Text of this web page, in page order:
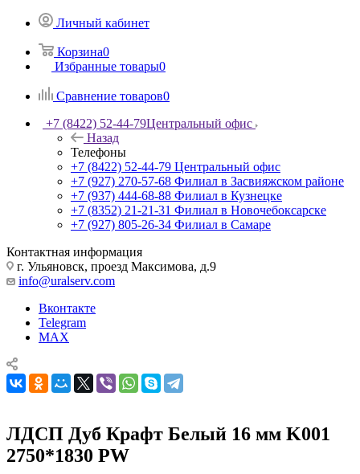
Личный кабинет
Корзина0
Избранные товары0
Сравнение товаров0
+7 (8422) 52-44-79Центральный офис
Назад
Телефоны
+7 (8422) 52-44-79 Центральный офис
+7 (927) 270-57-68 Филиал в Засвияжском районе
+7 (937) 444-68-88 Филиал в Кузнецке
+7 (8352) 21-21-31 Филиал в Новочебоксарске
+7 (927) 805-26-34 Филиал в Самаре
Контактная информация
г. Ульяновск, проезд Максимова, д.9
info@uralserv.com
Вконтакте
Telegram
MAX
ЛДСП Дуб Крафт Белый 16 мм K001
2750*1830 PW